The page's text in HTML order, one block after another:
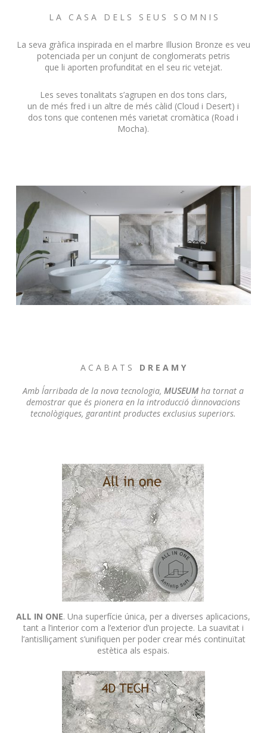
L A C A S A D E L S S E U S S O M N I S
La seva gràfica inspirada en el marbre Illusion Bronze es veu
potenciada per un conjunt de conglomerats petris
que li aporten profunditat en el seu ric vetejat.
Les seves tonalitats s’agrupen en dos tons clars,
un de més fred i un altre de més càlid (Cloud i Desert) i
dos tons que contenen més varietat cromàtica (Road i
Mocha).
A C A B A T S D R E A M Y
Amb l´arribada de la nova tecnologia,MUSEUM ha tornat a
demostrar que és pionera en la introducció d´innovacions
tecnològiques, garantint productes exclusius superiors.
ALL IN ONE. Una superfície única, per a diverses aplicacions,
tant a l’interior com a l’exterior d’un projecte. La suavitat i
l’antislliçament s’unifiquen per poder crear més continuïtat
estètica als espais.